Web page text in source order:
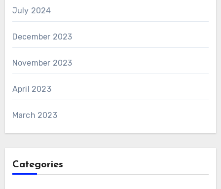
July 2024
December 2023
November 2023
April 2023
March 2023
Categories